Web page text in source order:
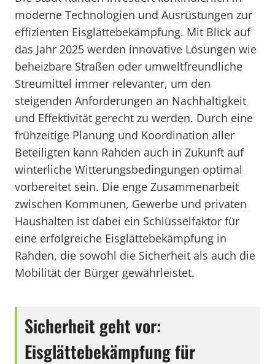
moderne Technologien und Ausrüstungen zur
effizienten Eisglättebekämpfung. Mit Blick auf
das Jahr 2025 werden innovative Lösungen wie
beheizbare Straßen oder umweltfreundliche
Streumittel immer relevanter, um den
steigenden Anforderungen an Nachhaltigkeit
und Effektivität gerecht zu werden. Durch eine
frühzeitige Planung und Koordination aller
Beteiligten kann Rahden auch in Zukunft auf
winterliche Witterungsbedingungen optimal
vorbereitet sein. Die enge Zusammenarbeit
zwischen Kommunen, Gewerbe und privaten
Haushalten ist dabei ein Schlüsselfaktor für
eine erfolgreiche Eisglättebekämpfung in
Rahden, die sowohl die Sicherheit als auch die
Mobilität der Bürger gewährleistet.
Sicherheit geht vor:
Eisglättebekämpfung für